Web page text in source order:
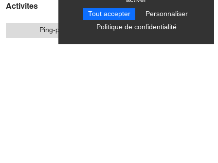
Activites
Ping-pong
Randonnée pédestre /
Tout accepter Personnaliser
Politique de confidentialité